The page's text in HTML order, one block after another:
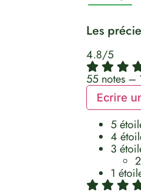
Les
4.8/5
55 notes –
Ecrire
5
4
3
1